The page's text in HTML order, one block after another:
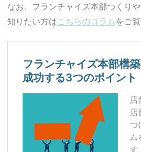
なお、フランチャイズ本部つくり
知りたい方は こちらのコラム をご